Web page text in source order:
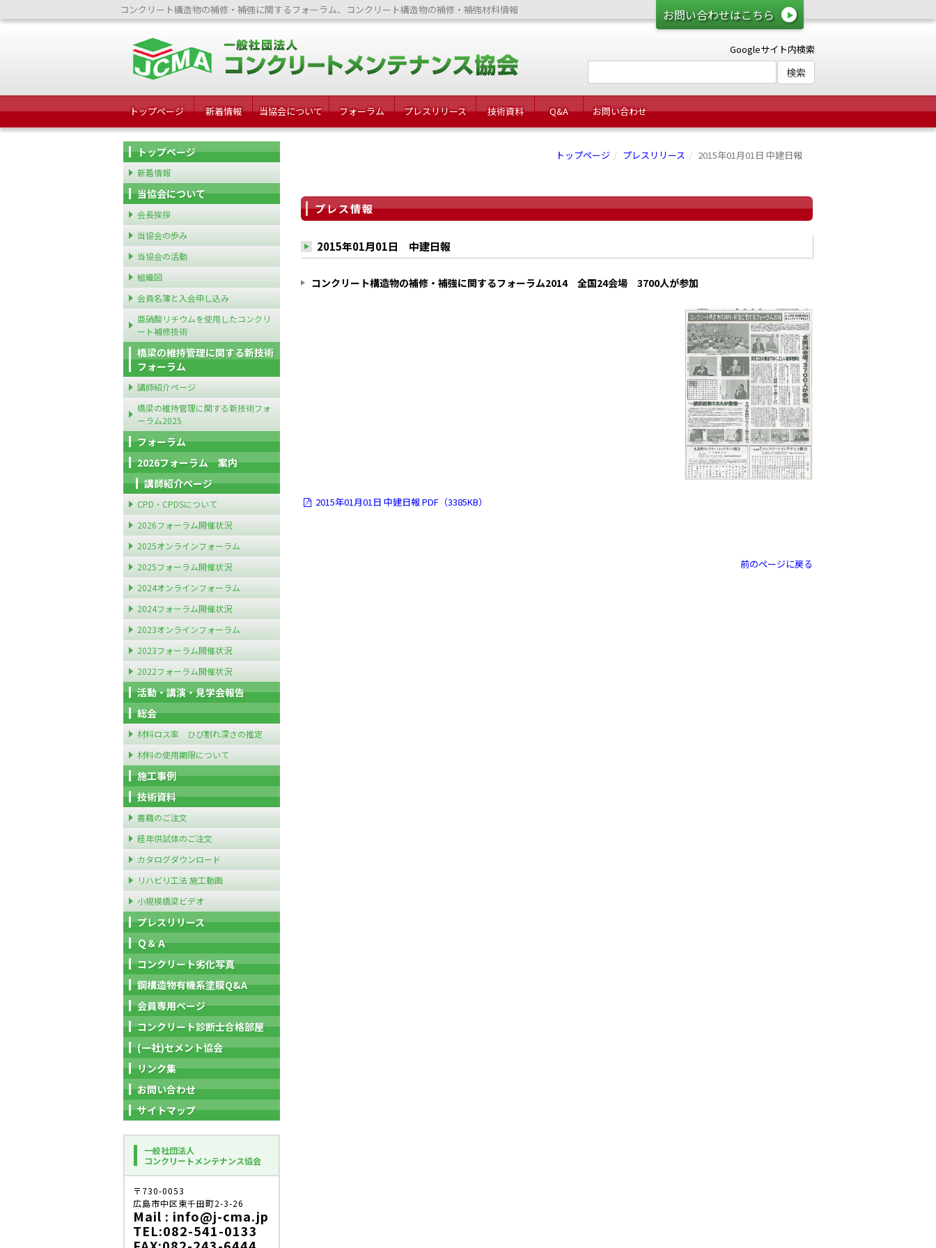
お問い合わせはこちら
コンクリート構造物の補修・補強に関するフォーラム、コンクリート構造物の補修・補強材料情報
Googleサイト内検索
トップページ 新着情報 当協会について フォーラム プレスリリース 技術資料 Q&A お問い合わせ
トップページ プレスリリース 2015年01月01日 中建日報
プレス情報
2015年01月01日 中建日報
コンクリート構造物の補修・補強に関するフォーラム2014 全国24会場 3700人が参加
2015年01月01日 中建日報 PDF（3385KB）
前のページに戻る
トップページ
新着情報
当協会について
会長挨拶
当協会の歩み
当協会の活動
組織図
会員名簿と入会申し込み
亜硝酸リチウムを使用したコンクリ
ート補修技術
橋梁の維持管理に関する新技術
フォーラム
講師紹介ページ
橋梁の維持管理に関する新技術フォ
ーラム2025
フォーラム
2026フォーラム 案内
講師紹介ページ
CPD・CPDSについて
2026フォーラム開催状況
2025オンラインフォーラム
2025フォーラム開催状況
2024オンラインフォーラム
2024フォーラム開催状況
2023オンラインフォーラム
2023フォーラム開催状況
2022フォーラム開催状況
活動・講演・見学会報告
総会
材料ロス率 ひび割れ深さの推定
材料の使用期限について
施工事例
技術資料
書籍のご注文
経年供試体のご注文
カタログダウンロード
リハビリ工法 施工動画
小規模橋梁ビデオ
プレスリリース
Ｑ＆Ａ
コンクリート劣化写真
鋼構造物有機系塗膜Q&A
会員専用ページ
コンクリート診断士合格部屋
(一社)セメント協会
リンク集
お問い合わせ
サイトマップ
一般社団法人
コンクリートメンテナンス協会
〒730-0053
広島市中区東千田町2-3-26
Mail : info@j-cma.jp
TEL:082-541-0133